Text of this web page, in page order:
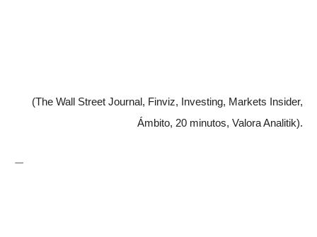
(The Wall Street Journal, Finviz, Investing, Markets Insider,
Ámbito, 20 minutos, Valora Analitik).
—